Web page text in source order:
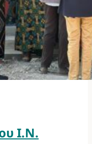
Ι.Ν.